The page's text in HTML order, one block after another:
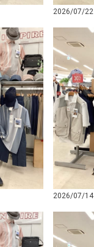
2026/07/22
2026/07/14